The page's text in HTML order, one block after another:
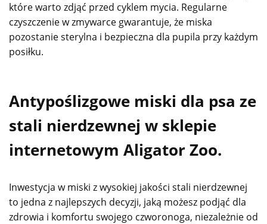
które warto zdjąć przed cyklem mycia. Regularne
czyszczenie w zmywarce gwarantuje, że miska
pozostanie sterylna i bezpieczna dla pupila przy każdym
posiłku.
Antypoślizgowe miski dla psa ze
stali nierdzewnej w sklepie
internetowym Aligator Zoo.
Inwestycja w miski z wysokiej jakości stali nierdzewnej
to jedna z najlepszych decyzji, jaką możesz podjąć dla
zdrowia i komfortu swojego czworonoga, niezależnie od